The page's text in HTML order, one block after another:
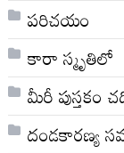
పరిచయం
కారా స్మృతిలో
మీరీ పుస్తకం
దండకారణ్య